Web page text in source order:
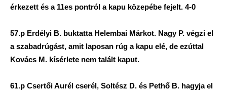
érkezett és a 11es pontról a kapu közepébe fejelt. 4-0
57.p Erdélyi B. buktatta Helembai Márkot. Nagy P. végzi el
a szabadrúgást, amit laposan rúg a kapu elé, de ezúttal
Kovács M. kísérlete nem talált kaput.
61.p Csertői Aurél cserél, Soltész D. és Pethő B. hagyja el